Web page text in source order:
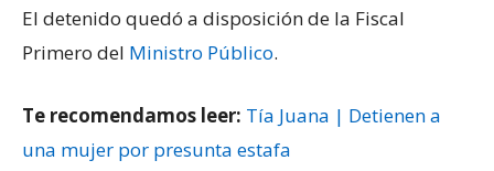
El detenido quedó a disposición de la Fiscal
Primero del Ministro Público.
Te recomendamos leer: Tía Juana | Detienen a
una mujer por presunta estafa